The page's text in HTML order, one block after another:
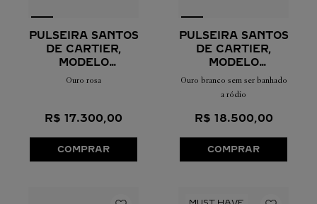
PULSEIRA SANTOS
DE CARTIER,
MODELO
PEQUENO
Ouro rosa
R$ 17.300,00
COMPRAR
PULSEIRA SANTOS
DE CARTIER,
MODELO
PEQUENO
Ouro branco sem ser banhado
a ródio
R$ 18.500,00
COMPRAR